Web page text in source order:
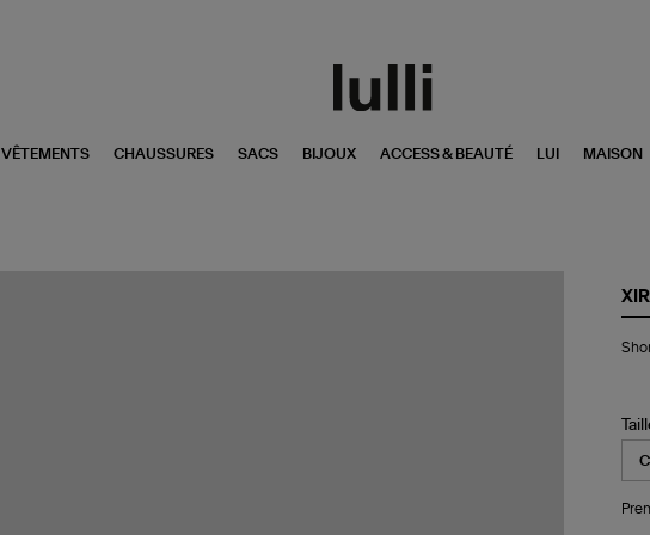
VÊTEMENTS CHAUSSURES SACS BIJOUX ACCESS & BEAUTÉ LUI MAISON